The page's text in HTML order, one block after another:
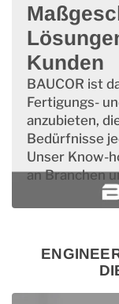
Kunden
BAUCOR ist
Fertigungs-
anzubieten,
Bedürfnisse
Unser Know-
an Branchen